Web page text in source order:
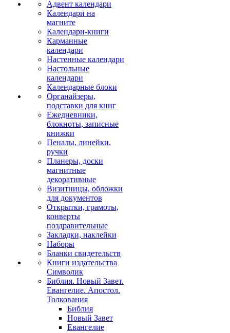
Адвент календари
Календари на
магните
Календари-книги
Карманные
календари
Настенные календари
Настольные
календари
Календарные блоки
Органайзеры,
подставки для книг
Ежедневники,
блокноты, записные
книжки
Пеналы, линейки,
ручки
Планеры, доски
магнитные
декоративные
Визитницы, обложки
для документов
Открытки, грамоты,
конверты
поздравительные
Закладки, наклейки
Наборы
Бланки свидетельств
Книги издательства
Символик
Библия. Новый Завет.
Евангелие. Апостол.
Толкования
Библия
Новый Завет
Евангелие